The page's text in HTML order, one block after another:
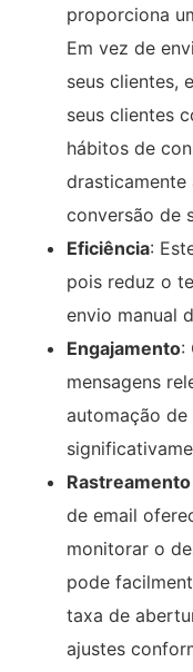
proporciona
Em vez de
seus clientes,
seus clientes
hábitos de
drasticamente
conversão de
Eficiência:
pois reduz o
envio manual
Engajamento:
mensagens
automação
de email
monitorar o
pode
taxa de
ajustes